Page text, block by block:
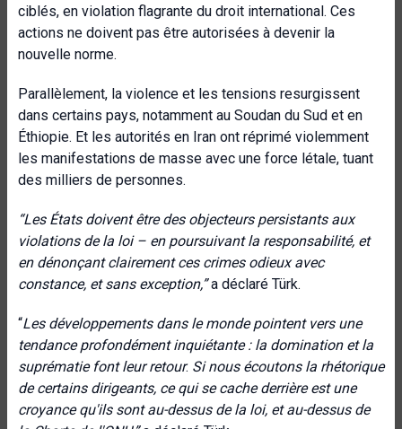
ciblés, en violation flagrante du droit international. Ces
actions ne doivent pas être autorisées à devenir la
nouvelle norme.
Parallèlement, la violence et les tensions resurgissent
dans certains pays, notamment au Soudan du Sud et en
Éthiopie. Et les autorités en Iran ont réprimé violemment
les manifestations de masse avec une force létale, tuant
des milliers de personnes.
“Les États doivent être des objecteurs persistants aux
violations de la loi – en poursuivant la responsabilité, et
en dénonçant clairement ces crimes odieux avec
constance, et sans exception,”a déclaré Türk.
“Les développements dans le monde pointent vers une
tendance profondément inquiétante : la domination et la
suprématie font leur retour. Si nous écoutons la rhétorique
de certains dirigeants, ce qui se cache derrière est une
croyance qu'ils sont au-dessus de la loi, et au-dessus de